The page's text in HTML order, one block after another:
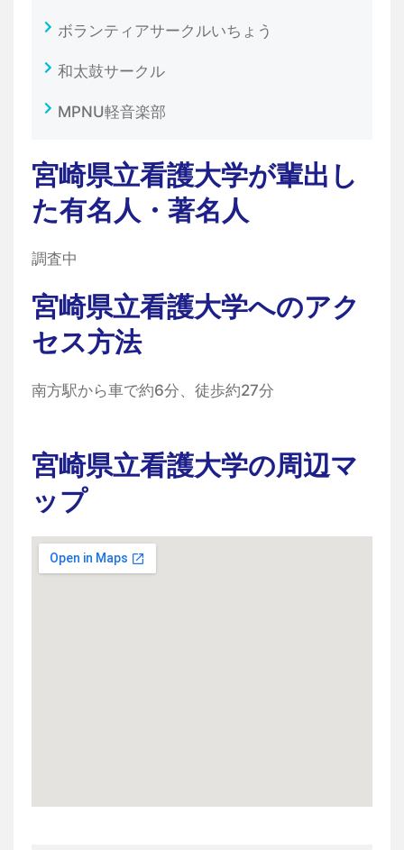
ボランティアサークルいちょう
和太鼓サークル
MPNU軽音楽部
宮崎県立看護大学が輩出し
た有名人・著名人
調査中
宮崎県立看護大学へのアク
セス方法
南方駅から車で約6分、徒歩約27分
宮崎県立看護大学の周辺マ
ップ